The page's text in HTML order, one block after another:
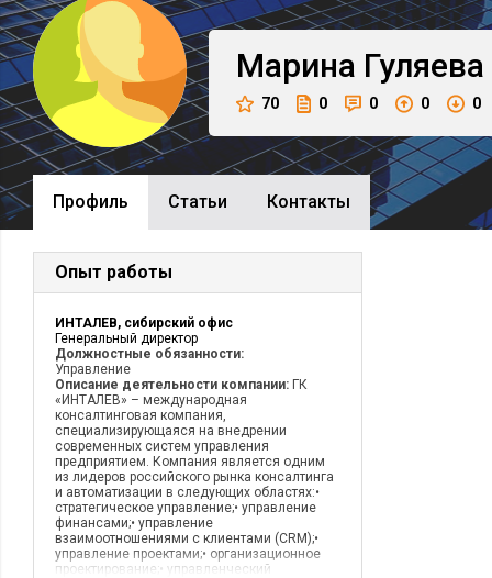
Марина Гуляева
70 0 0 0 0
Профиль Cтатьи Контакты
Опыт работы
ИНТАЛЕВ, сибирский офис
Генеральный директор
Должностные обязанности:
Управление
Описание деятельности компании: ГК
«ИНТАЛЕВ» – международная
консалтинговая компания,
специализирующаяся на внедрении
современных систем управления
предприятием. Компания является одним
из лидеров российского рынка консалтинга
и автоматизации в следующих областях:•
стратегическое управление;• управление
финансами;• управление
взаимоотношениями с клиентами (CRM);•
управление проектами;• организационное
проектирование;• управленческий